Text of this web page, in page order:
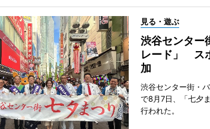
見る・遊ぶ
渋谷センター
レード」 ス
加
渋谷センター街・
で8月7日、「七夕
行われた。